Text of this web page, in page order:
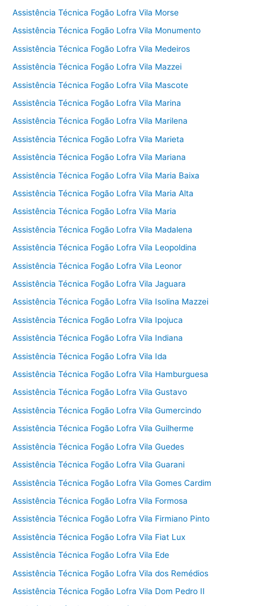
Assistência Técnica Fogão Lofra Vila Morse
Assistência Técnica Fogão Lofra Vila Monumento
Assistência Técnica Fogão Lofra Vila Medeiros
Assistência Técnica Fogão Lofra Vila Mazzei
Assistência Técnica Fogão Lofra Vila Mascote
Assistência Técnica Fogão Lofra Vila Marina
Assistência Técnica Fogão Lofra Vila Marilena
Assistência Técnica Fogão Lofra Vila Marieta
Assistência Técnica Fogão Lofra Vila Mariana
Assistência Técnica Fogão Lofra Vila Maria Baixa
Assistência Técnica Fogão Lofra Vila Maria Alta
Assistência Técnica Fogão Lofra Vila Maria
Assistência Técnica Fogão Lofra Vila Madalena
Assistência Técnica Fogão Lofra Vila Leopoldina
Assistência Técnica Fogão Lofra Vila Leonor
Assistência Técnica Fogão Lofra Vila Jaguara
Assistência Técnica Fogão Lofra Vila Isolina Mazzei
Assistência Técnica Fogão Lofra Vila Ipojuca
Assistência Técnica Fogão Lofra Vila Indiana
Assistência Técnica Fogão Lofra Vila Ida
Assistência Técnica Fogão Lofra Vila Hamburguesa
Assistência Técnica Fogão Lofra Vila Gustavo
Assistência Técnica Fogão Lofra Vila Gumercindo
Assistência Técnica Fogão Lofra Vila Guilherme
Assistência Técnica Fogão Lofra Vila Guedes
Assistência Técnica Fogão Lofra Vila Guarani
Assistência Técnica Fogão Lofra Vila Gomes Cardim
Assistência Técnica Fogão Lofra Vila Formosa
Assistência Técnica Fogão Lofra Vila Firmiano Pinto
Assistência Técnica Fogão Lofra Vila Fiat Lux
Assistência Técnica Fogão Lofra Vila Ede
Assistência Técnica Fogão Lofra Vila dos Remédios
Assistência Técnica Fogão Lofra Vila Dom Pedro II